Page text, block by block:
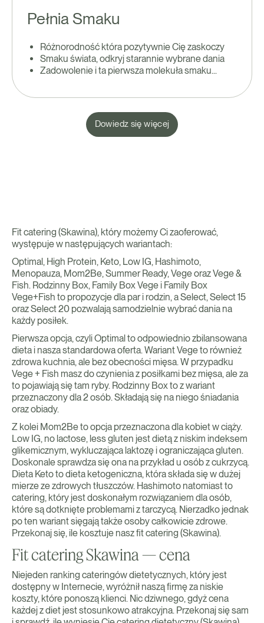
Pełnia Smaku
Różnorodność która pozytywnie Cię zaskoczy
Smaku świata, odkryj starannie wybrane dania
Zadowolenie i ta pierwsza molekuła smaku...
Dowiedz się więcej
Fit catering (Skawina), który możemy Ci zaoferować,
występuje w następujących wariantach:
Optimal, High Protein, Keto, Low IG, Hashimoto,
Menopauza, Mom2Be, Summer Ready, Vege oraz Vege &
Fish. Rodzinny Box, Family Box Vege i Family Box
Vege+Fish to propozycje dla par i rodzin, a Select, Select 15
oraz Select 20 pozwalają samodzielnie wybrać dania na
każdy posiłek.
Pierwsza opcja, czyli Optimal to odpowiednio zbilansowana
dieta i nasza standardowa oferta. Wariant Vege to również
zdrowa kuchnia, ale bez obecności mięsa. W przypadku
Vege + Fish masz do czynienia z posiłkami bez mięsa, ale za
to pojawiają się tam ryby. Rodzinny Box to z wariant
przeznaczony dla 2 osób. Składają się na niego śniadania
oraz obiady.
Z kolei Mom2Be to opcja przeznaczona dla kobiet w ciąży.
Low IG, no lactose, less gluten jest dietą z niskim indeksem
glikemicznym, wykluczająca laktozę i ograniczająca gluten.
Doskonale sprawdza się ona na przykład u osób z cukrzycą.
Dieta Keto to dieta ketogeniczna, która składa się w dużej
mierze ze zdrowych tłuszczów. Hashimoto natomiast to
catering, który jest doskonałym rozwiązaniem dla osób,
które są dotknięte problemami z tarczycą. Nierzadko jednak
po ten wariant sięgają także osoby całkowicie zdrowe.
Przekonaj się, ile kosztuje nasz fit catering (Skawina).
Fit catering Skawina — cena
Niejeden ranking cateringów dietetycznych, który jest
dostępny w Internecie, wyróżnił naszą firmę za niskie
koszty, które ponoszą klienci. Nic dziwnego, gdyż cena
każdej z diet jest stosunkowo atrakcyjna. Przekonaj się sam